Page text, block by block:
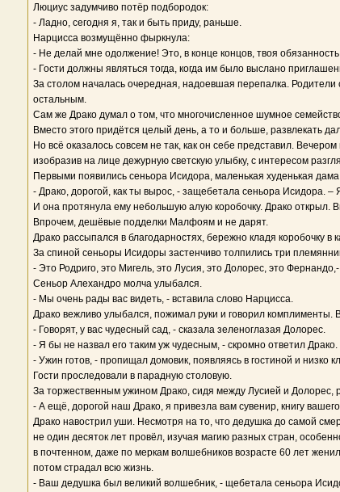
Люциус задумчиво потёр подбородок:
- Ладно, сегодня я, так и быть приду, раньше.
Нарцисса возмущённо фыркнула:
- Не делай мне одолжение! Это, в конце концов, твоя
- Гости должны являться тогда, когда им было выслано
За столом началась очередная, надоевшая перепалка.
остальным.
Сам же Драко думал о том, что многочисленное шумное
Вместо этого придётся целый день, а то и больше, развлекать
Но всё оказалось совсем не так, как он себе представил.
изобразив на лице дежурную светскую улыбку, с интересом
Первыми появились сеньора Исидора, маленькая худенькая
- Драко, дорогой, как ты вырос, - защебетала сеньора Исидора.
И она протянула ему небольшую алую коробочку. Драко открыл.
Впрочем, дешёвые подделки Малфоям и не дарят.
Драко рассыпался в благодарностях, бережно кладя коробочку в
За спиной сеньоры Исидоры застенчиво толпились три
- Это Родриго, это Мигель, это Лусия, это Долорес, это
Сеньор Алехандро молча улыбался.
- Мы очень рады вас видеть, - вставила слово Нарцисса.
Драко вежливо улыбался, пожимал руки и говорил комплименты.
- Говорят, у вас чудесный сад, - сказала зеленоглазая Долорес.
- Я бы не назвал его таким уж чудесным, - скромно ответил
- Ужин готов, - пропищал домовик, появляясь в гостиной и низко
Гости проследовали в парадную столовую.
За торжественным ужином Драко, сидя между Лусией и Долорес,
- А ещё, дорогой наш Драко, я привезла вам сувенир, книгу
Драко навострил уши. Несмотря на то, что дедушка до самой
не один десяток лет провёл, изучая магию разных стран,
в почтенном, даже по меркам волшебников возрасте 60 лет
потом страдал всю жизнь.
- Ваш дедушка был великий волшебник, - щебетала сеньора